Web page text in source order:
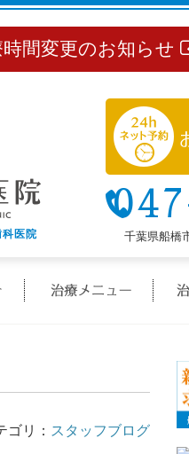
間変更のお知らせ
医院 千葉県船橋
スタッフ紹介 治
ゴリ： スタッフブログ